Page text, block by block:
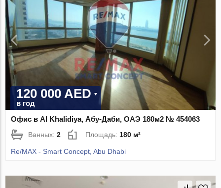
120 000 AED
в год
Офис в Al Khalidiya, Абу-Даби, ОАЭ 180м2 № 454063
Ванных:2 Площадь:180 м²
Re/MAX - Smart Concept, Abu Dhabi